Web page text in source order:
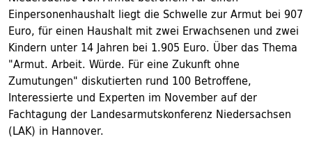
Einpersonenhaushalt liegt die Schwelle zur Armut bei 907
Euro, für einen Haushalt mit zwei Erwachsenen und zwei
Kindern unter 14 Jahren bei 1.905 Euro. Über das Thema
"Armut. Arbeit. Würde. Für eine Zukunft ohne
Zumutungen" diskutierten rund 100 Betroffene,
Interessierte und Experten im November auf der
Fachtagung der Landesarmutskonferenz Niedersachsen
(LAK) in Hannover.